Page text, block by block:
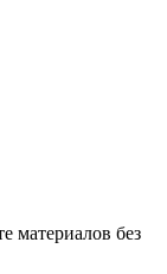
материалов без